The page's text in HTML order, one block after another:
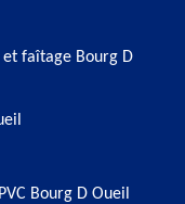
faîtage Bourg D
Bourg D Oueil